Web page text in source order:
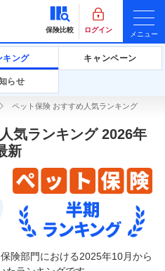
保険比較 ログイン
メニュー
キング キャンペーン
らせ
ペット保険 おすすめ人気ランキング
気ランキング 2026年
新
険部門における2025年10月から